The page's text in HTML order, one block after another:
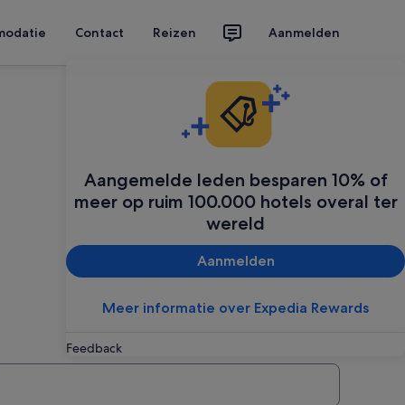
Contact Reizen Aanmelden
Aangemelde leden besparen 10% of
meer op ruim 100.000 hotels overal ter
wereld
Aanmelden
Meer informatie over Expedia Rewards
Feedback